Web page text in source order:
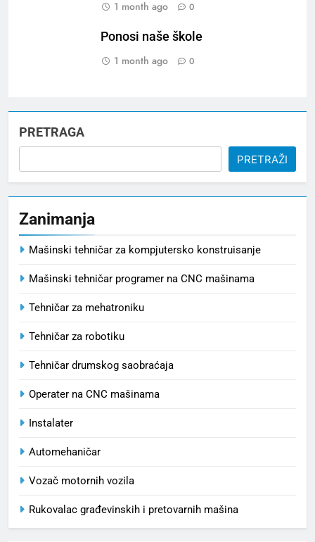
1 month ago 0
Ponosi naše škole
1 month ago
0
PRETRAGA
PRETRAŽI
Zanimanja
Mašinski tehničar za kompjutersko konstruisanje
Mašinski tehničar programer na CNC mašinama
Tehničar za mehatroniku
Tehničar za robotiku
Tehničar drumskog saobraćaja
Operater na CNC mašinama
Instalater
Automehaničar
Vozač motornih vozila
Rukovalac građevinskih i pretovarnih mašina